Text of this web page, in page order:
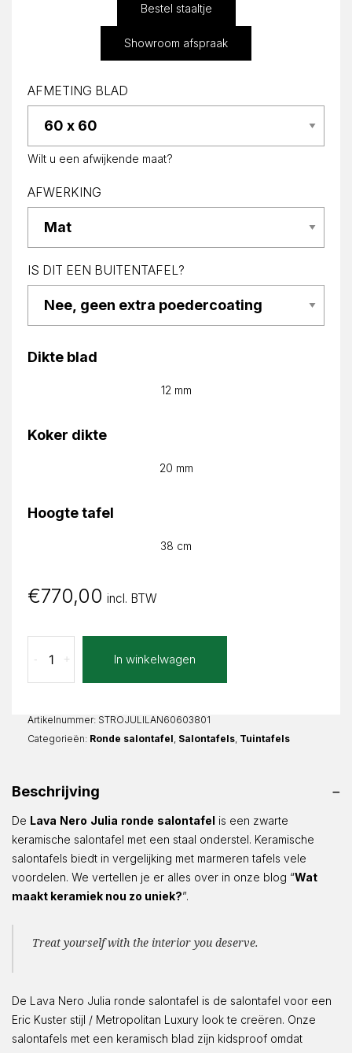
Bestel staaltje
Showroom afspraak
AFMETING BLAD
Wilt u een afwijkende maat?
AFWERKING
IS DIT EEN BUITENTAFEL?
Dikte blad
12 mm
Koker dikte
20 mm
Hoogte tafel
38 cm
€770,00 incl. BTW
Nero
Julia
aantal
+
- In winkelwagen
Artikelnummer: STROJULILAN60603801
Categorieën: Ronde salontafel Salontafels Tuintafels
Beschrijving
De Lava Nero Julia ronde salontafel is een zwarte
keramische salontafel met een staal onderstel. Keramische
salontafels biedt in vergelijking met marmeren tafels vele
voordelen. We vertellen je er alles over in onze blog “Wat
maakt keramiek nou zo uniek?”.
Treat yourself with the interior you deserve.
De Lava Nero Julia ronde salontafel is de salontafel voor een
Eric Kuster stijl / Metropolitan Luxury look te creëren. Onze
salontafels met een keramisch blad zijn kidsproof omdat